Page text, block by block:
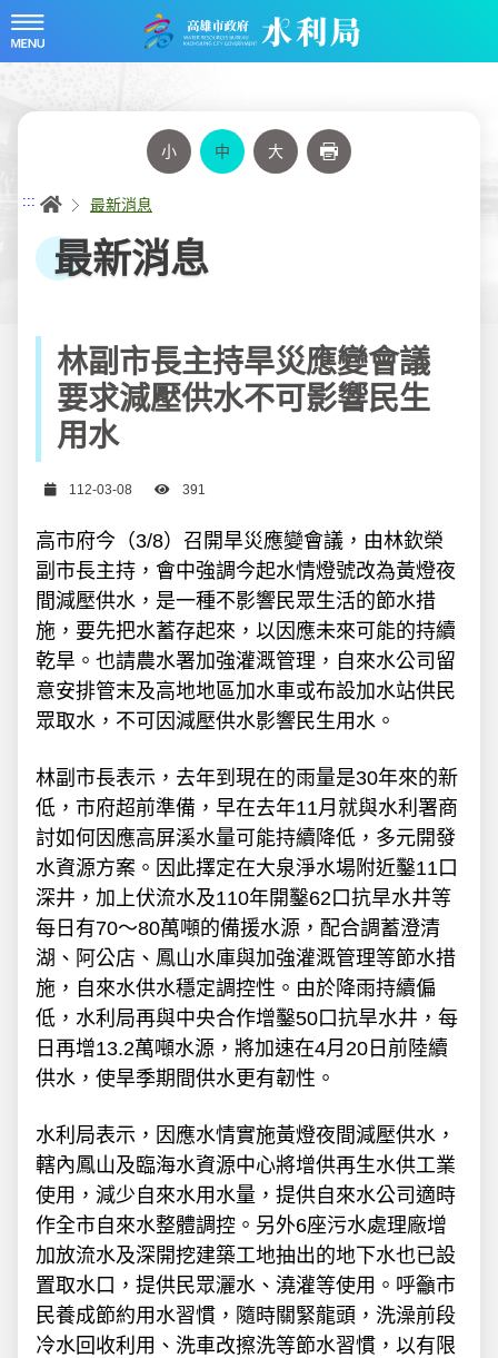
到
主
要
小 中 大
::: 首頁最新消息
最新消息
林副市長主持旱災應變會議
要求減壓供水不可影響民生
用水
日期
112-03-08 瀏覽次數
391
高市府今（3/8）召開旱災應變會議，由林欽榮
副市長主持，會中強調今起水情燈號改為黃燈夜
間減壓供水，是一種不影響民眾生活的節水措
施，要先把水蓄存起來，以因應未來可能的持續
乾旱。也請農水署加強灌溉管理，自來水公司留
意安排管末及高地地區加水車或布設加水站供民
眾取水，不可因減壓供水影響民生用水。
林副市長表示，去年到現在的雨量是30年來的新
低，市府超前準備，早在去年11月就與水利署商
討如何因應高屏溪水量可能持續降低，多元開發
水資源方案。因此擇定在大泉淨水場附近鑿11口
深井，加上伏流水及110年開鑿62口抗旱水井等
每日有70～80萬噸的備援水源，配合調蓄澄清
湖、阿公店、鳳山水庫與加強灌溉管理等節水措
施，自來水供水穩定調控性。由於降雨持續偏
低，水利局再與中央合作增鑿50口抗旱水井，每
日再增13.2萬噸水源，將加速在4月20日前陸續
供水，使旱季期間供水更有韌性。
水利局表示，因應水情實施黃燈夜間減壓供水，
轄內鳳山及臨海水資源中心將增供再生水供工業
使用，減少自來水用水量，提供自來水公司適時
作全市自來水整體調控。另外6座污水處理廠增
加放流水及深開挖建築工地抽出的地下水也已設
置取水口，提供民眾灑水、澆灌等使用。呼籲市
民養成節約用水習慣，隨時關緊龍頭，洗澡前段
冷水回收利用、洗車改擦洗等節水習慣，以有限